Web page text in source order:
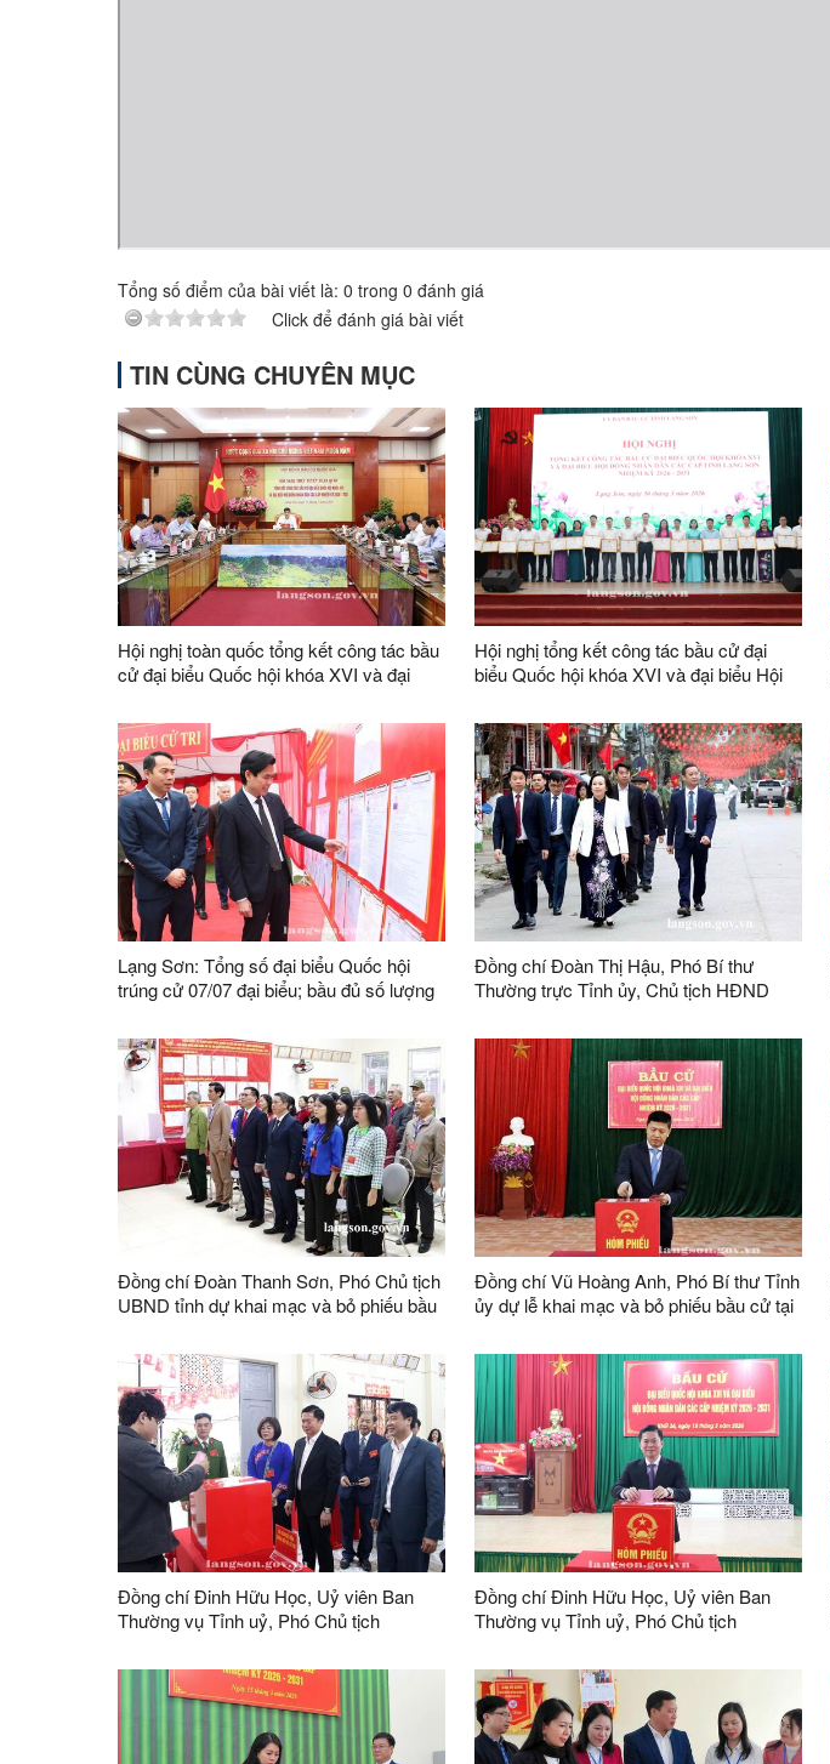
Tổng số điểm của bài viết là: 0 trong 0 đánh giá
Click để đánh giá bài viết
TIN CÙNG CHUYÊN MỤC
Hội nghị toàn quốc tổng kết công tác bầu
cử đại biểu Quốc hội khóa XVI và đại
2031
Hội nghị tổng kết công tác bầu cử đại
biểu Quốc hội khóa XVI và đại biểu Hội
2031
Lạng Sơn: Tổng số đại biểu Quốc hội
trúng cử 07/07 đại biểu; bầu đủ số lượng
Đồng chí Đoàn Thị Hậu, Phó Bí thư
Thường trực Tỉnh ủy, Chủ tịch HĐND
Chỉ đạo bầu cử tỉnh dự khai mạc và bỏ
phiếu bầu đại biểu Quốc hội khóa XVI và
đại biểu HĐND các cấp nhiệm kỳ 2026-
2031 tại xã Hoàng Văn Thụ
Đồng chí Đoàn Thanh Sơn, Phó Chủ tịch
UBND tỉnh dự khai mạc và bỏ phiếu bầu
HĐND các cấp nhiệm kỳ 2026 – 2031 tại
phường Đông Kinh
Đồng chí Vũ Hoàng Anh, Phó Bí thư Tỉnh
ủy dự lễ khai mạc và bỏ phiếu bầu cử tại
3, nhà văn hóa thôn Hoàng Văn Thụ, xã
Bắc Sơn
Đồng chí Đinh Hữu Học, Uỷ viên Ban
Thường vụ Tỉnh uỷ, Phó Chủ tịch
tác bầu cử tại một số khu vực bỏ phiếu
trên địa bàn phường Kỳ Lừa
Đồng chí Đinh Hữu Học, Uỷ viên Ban
Thường vụ Tỉnh uỷ, Phó Chủ tịch
bỏ phiếu bầu tại khu vực bỏ phiếu số 20,
khối 26, phường Kỳ Lừa